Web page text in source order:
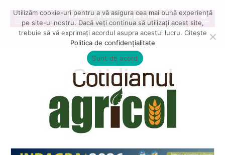
Utilizăm cookie-uri pentru a vă asigura cea mai bună experiență
pe site-ul nostru. Dacă veți continua să utilizați acest site,
trebuie să vă exprimați acordul asupra acestui lucru. Citește
Politica de confidențialitate
Sunt de acord